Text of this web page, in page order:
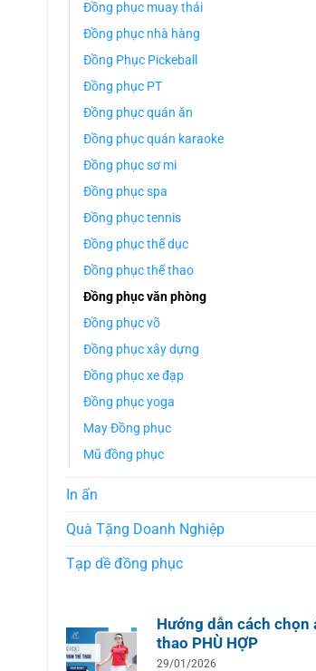
Đồng phục muay thái
Đồng phục nhà hàng
Đồng Phục Pickeball
Đồng phục PT
Đồng phục quán ăn
Đồng phục quán karaoke
Đồng phục sơ mi
Đồng phục spa
Đồng phục tennis
Đồng phục thể dục
Đồng phục thể thao
Đồng phục văn phòng
Đồng phục võ
Đồng phục xây dựng
Đồng phục xe đạp
Đồng phục yoga
May Đồng phục
Mũ đồng phục
In ấn
Quà Tặng Doanh Nghiệp
Tạp dề đồng phục
Hướng dẫn cách chọn
thao PHÙ HỢP
29/01/2026